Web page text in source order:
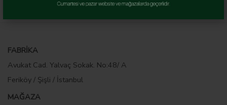
FABRİKA
Avukat Cad. Yalvaç Sokak. No:48/ A
Feriköy / Şişli / İstanbul
MAĞAZA